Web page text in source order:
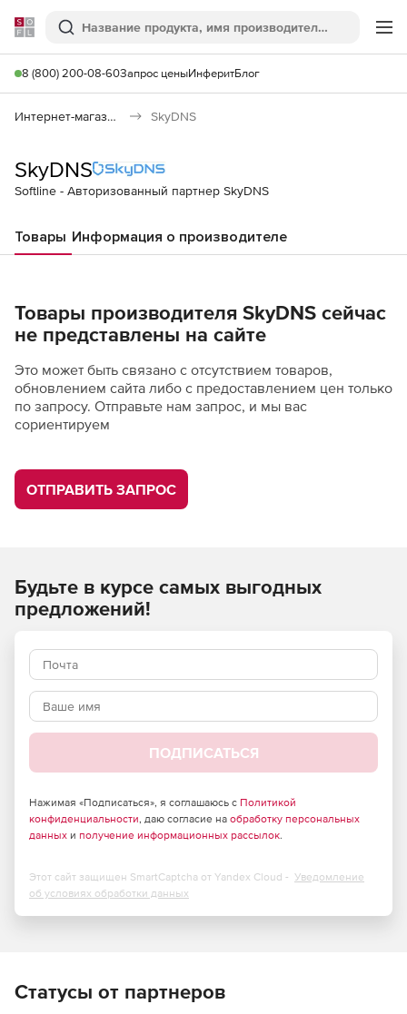
Softline
Поиск
8 (800) 200-08-60Запрос ценыИнферитБлог
Интернет-магазин SkyDNS
SkyDNS
Softline - Авторизованный партнер SkyDNS
Товары Информация о производителе
Товары производителя SkyDNS сейчас
не представлены на сайте
Это может быть связано с отсутствием товаров,
обновлением сайта либо с предоставлением цен только
по запросу. Отправьте нам запрос, и мы вас
сориентируем
ОТПРАВИТЬ ЗАПРОС
Будьте в курсе самых выгодных
предложений!
ПОДПИСАТЬСЯ
Нажимая «Подписаться», я соглашаюсь с Политикой
конфиденциальности, даю согласие на обработку персональных
данных и получение информационных рассылок.
Этот сайт защищен SmartCaptcha от Yandex Cloud - Уведомление
об условиях обработки данных
Статусы от партнеров